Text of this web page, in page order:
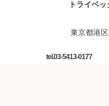
トライベ
東京都港
tel.03-5413-0177